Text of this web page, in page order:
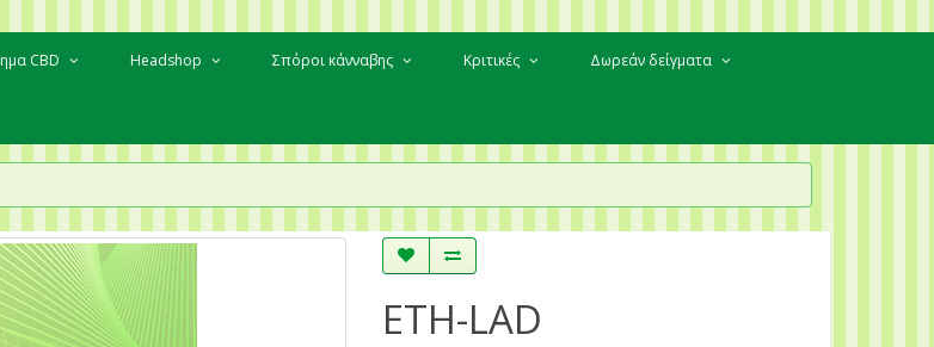
CBD Headshop Σπόροι κάνναβης Κριτικές Δωρεάν δείγματα
ETH-LAD